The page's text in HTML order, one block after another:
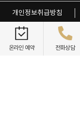
개인정보취급방침
닥터케빈의원
온라인 예약 전화상담